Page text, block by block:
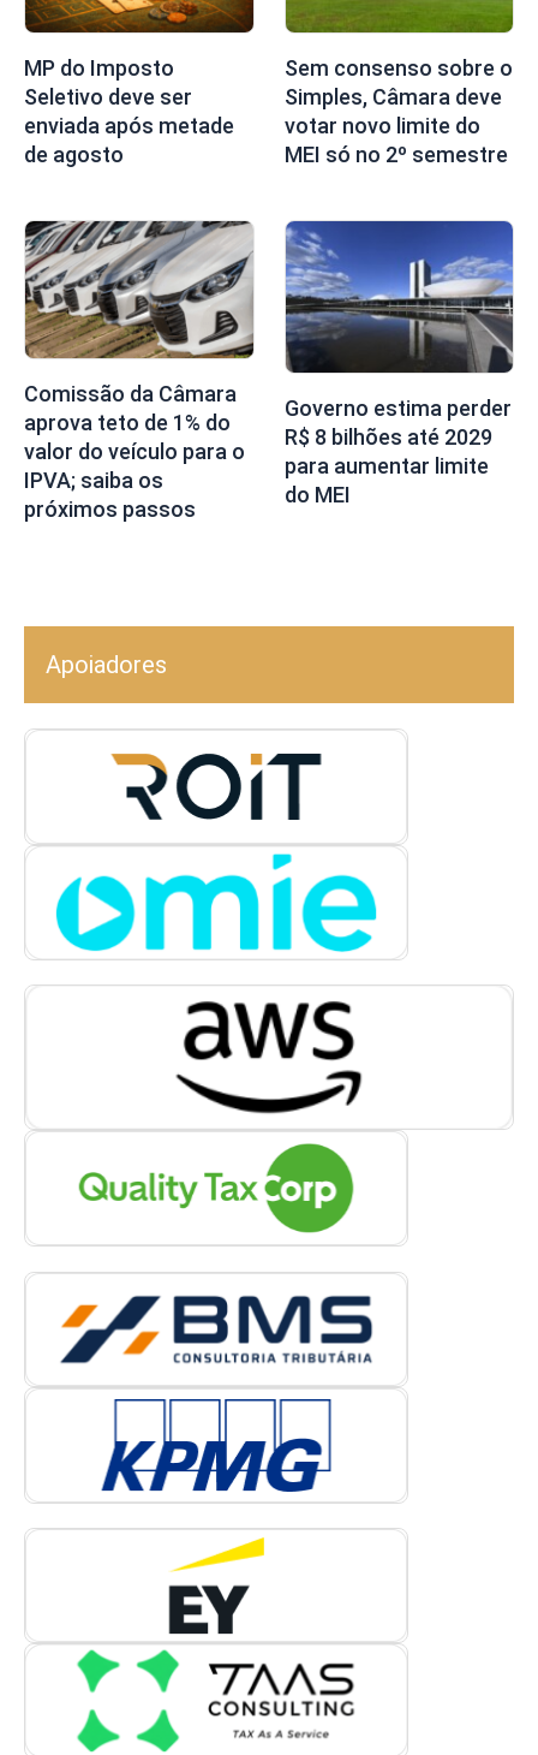
MP do Imposto
Seletivo deve ser
enviada após metade
de agosto
Sem consenso sobre o
Simples, Câmara deve
votar novo limite do
MEI só no 2º semestre
Comissão da Câmara
aprova teto de 1% do
valor do veículo para o
IPVA; saiba os
próximos passos
Governo estima perder
R$ 8 bilhões até 2029
para aumentar limite
do MEI
Apoiadores